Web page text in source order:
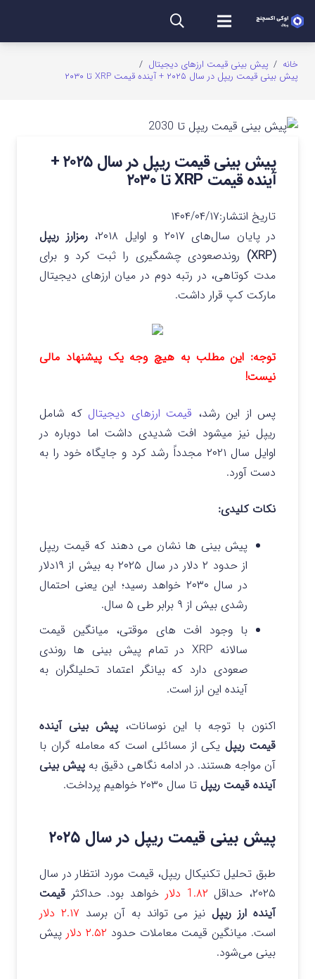
خانه / پیش بینی قیمت ارزهای دیجیتال /
پیش بینی قیمت ریپل در سال ۲۰۲۵ + آینده قیمت XRP تا ۲۰۳۰
پیش بینی قیمت ریپل در سال ۲۰۲۵ +
آینده قیمت XRP تا ۲۰۳۰
تاریخ انتشار:۱۴۰۴/۰۴/۱۷
در پایان سال‌های ۲۰۱۷ و اوایل ۲۰۱۸،
رمزارز ریپل
(XRP)
روندصعودی چشمگیری را ثبت کرد و برای
مدت کوتاهی، در رتبه دوم در میان ارزهای دیجیتال
مارکت کپ قرار داشت.
توجه: این مطلب به هیچ وجه یک پیشنهاد مالی
نیست!
پس از این رشد، قیمت ارزهای دیجیتال که شامل
ریپل نیز میشود افت شدیدی داشت اما دوباره در
اوایل سال ۲۰۲۱ مجدداً رشد کرد و جایگاه خود را به
دست آورد.
نکات کلیدی:
پیش‌ بینی‌ ها نشان می‌ دهند که قیمت ریپل
از حدود ۲ دلار در سال ۲۰۲۵ به بیش از ۱۹دلار
در سال ۲۰۳۰ خواهد رسید؛ این یعنی احتمال
رشدی بیش از ۹ برابر طی ۵ سال.
با وجود افت‌ های موقتی، میانگین قیمت
سالانه XRP در تمام پیش‌ بینی‌ ها روندی
صعودی دارد که بیانگر اعتماد تحلیلگران به
آینده این ارز است.
اکنون با توجه با این نوسانات، پیش بینی آینده
قیمت ریپل یکی از مسائلی است که معامله گران با
آن مواجه هستند. در ادامه نگاهی دقیق به پیش بینی
آینده قیمت ریپل تا سال ۲۰۳۰ خواهیم پرداخت.
پیش بینی قیمت ریپل در سال ۲۰۲۵
طبق تحلیل تکنیکال ریپل، قیمت مورد انتظار در سال
۲۰۲۵، حداقل
1.۸۲ دلار خواهد بود. حداکثر قیمت
آینده ارز ریپل نیز می‌ تواند به آن برسد ۲.۱۷ دلار
است. میانگین قیمت معاملات حدود ۲.۵۲ دلار
پیش
بینی می‌شود.